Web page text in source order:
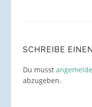
SCHREIBE
Du musst
abzugeben.